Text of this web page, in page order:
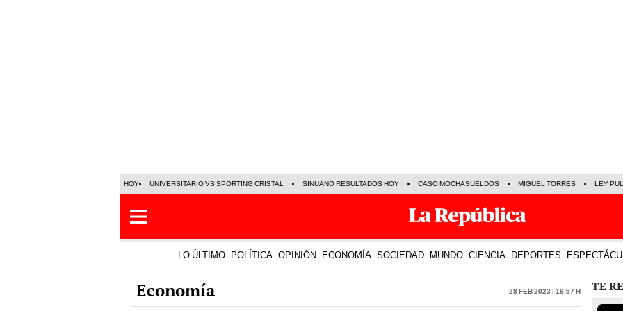
HOY UNIVERSITARIO VS SPORTING CRISTAL SINUANO RESULTADOS HOY CASO MOCHASUELDOS MIGUEL TORRES LEY
LO ÚLTIMO POLÍTICA OPINIÓN ECONOMÍA SOCIEDAD MUNDO CIENCIA DEPORTES
Economía 28 Feb 2023 | 19:57 h TE